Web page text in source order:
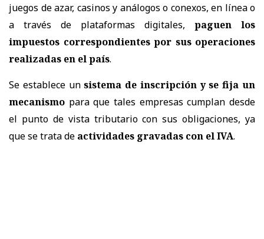
juegos de azar, casinos y análogos o conexos, en línea o
a través de plataformas digitales, paguen los
impuestos correspondientes por sus operaciones
realizadas en el país.
Se establece unsistema de inscripción y se fija un
mecanismo para que tales empresas cumplan desde
el punto de vista tributario con sus obligaciones, ya
que se trata de actividades gravadas con el IVA.